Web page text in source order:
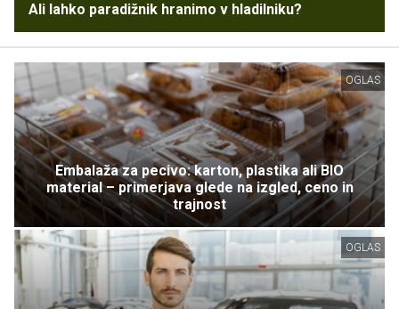
Ali lahko paradižnik hranimo v hladilniku?
OGLAS
Embalaža za pecivo: karton, plastika ali BIO
material – primerjava glede na izgled, ceno in
trajnost
OGLAS